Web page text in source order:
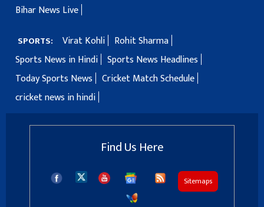
Bihar News Live
SPORTS: Virat Kohli
Rohit Sharma
Sports News in Hindi Sports News Headlines
Today Sports News
Cricket Match Schedule
cricket news in hindi
Find Us Here
Sitemaps